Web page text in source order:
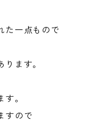
た一点もので
ます。
。
すので